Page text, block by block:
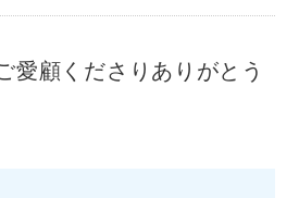
愛顧くださりありがとう